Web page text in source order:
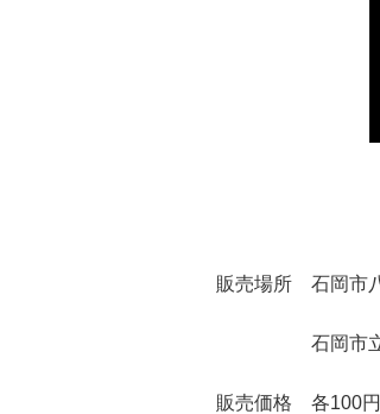
販売場所 石岡市
石岡市立ふる
販売価格 各100円